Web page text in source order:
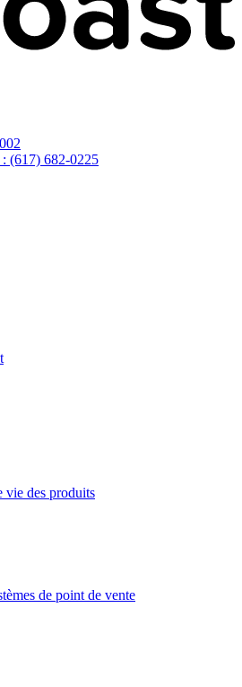
: (617) 682-0225
vie des produits
de point de vente